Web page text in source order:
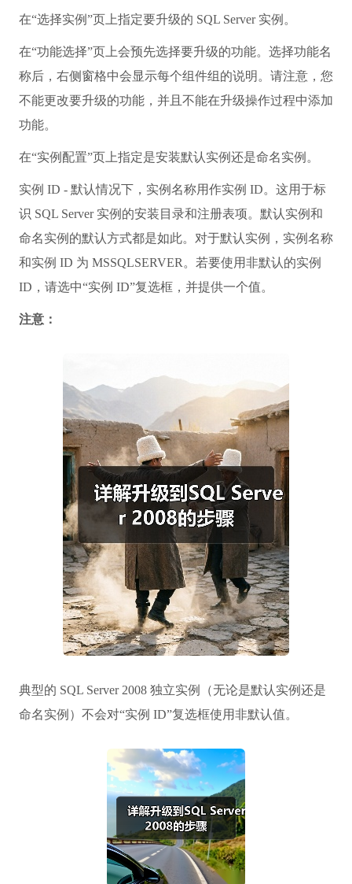
在“选择实例”页上指定要升级的 SQL Server 实例。
在“功能选择”页上会预先选择要升级的功能。选择功能名
称后，右侧窗格中会显示每个组件组的说明。请注意，您
不能更改要升级的功能，并且不能在升级操作过程中添加
功能。
在“实例配置”页上指定是安装默认实例还是命名实例。
实例 ID - 默认情况下，实例名称用作实例 ID。这用于标
识 SQL Server 实例的安装目录和注册表项。默认实例和
命名实例的默认方式都是如此。对于默认实例，实例名称
和实例 ID 为 MSSQLSERVER。若要使用非默认的实例
ID，请选中“实例 ID”复选框，并提供一个值。
注意：
典型的 SQL Server 2008 独立实例（无论是默认实例还是
命名实例）不会对“实例 ID”复选框使用非默认值。